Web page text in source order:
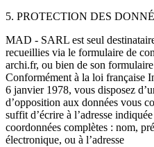
5. PROTECTION DES
MAD - SARL est seul
recueillies via le formulaire de
archi.fr, ou bien de son
Conformément à la loi française
6 janvier 1978, vous disposez
d’opposition aux données vous
suffit d’écrire à l’adresse
coordonnées complètes : nom,
électronique, ou à l’adresse